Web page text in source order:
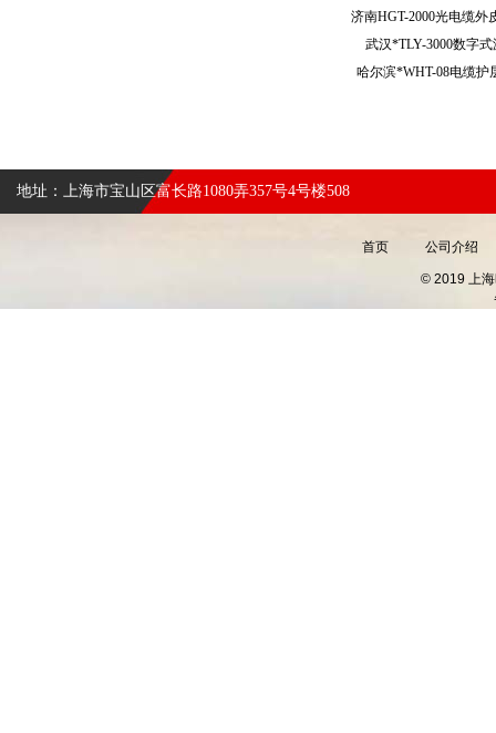
武汉*TLY-3000数字
哈尔滨*WHT-08电缆
地址：上海市宝山区富长路1080弄357号4号楼508
首页 公司介绍
© 2019 上